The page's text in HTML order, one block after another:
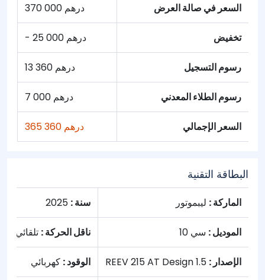
السعر في صالة العرض 370 000 درهم
تخفيض - 25 000 درهم
رسوم التسجيل 13 360 درهم
رسوم الطلاء المعدني 7 000 درهم
السعر الإجمالي 365 360 درهم
البطاقة التقنية
الماركة : ليبموتور سنة :
الموديل : سي 10 ناقل الحركة : تلقائي
الإصدار : الوقود : كهربائي